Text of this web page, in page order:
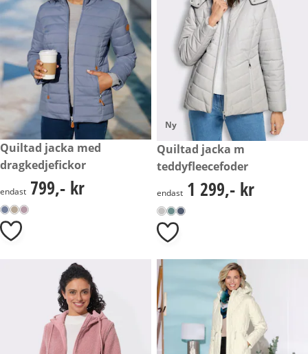
799,- kr
Quiltad jacka med
dragkedjefickor
799,- kr
endast 799,- kr
Ny
1 299,- kr
Quiltad jacka m
teddyfleecefoder
1 299,- kr
endast 1 299,- kr